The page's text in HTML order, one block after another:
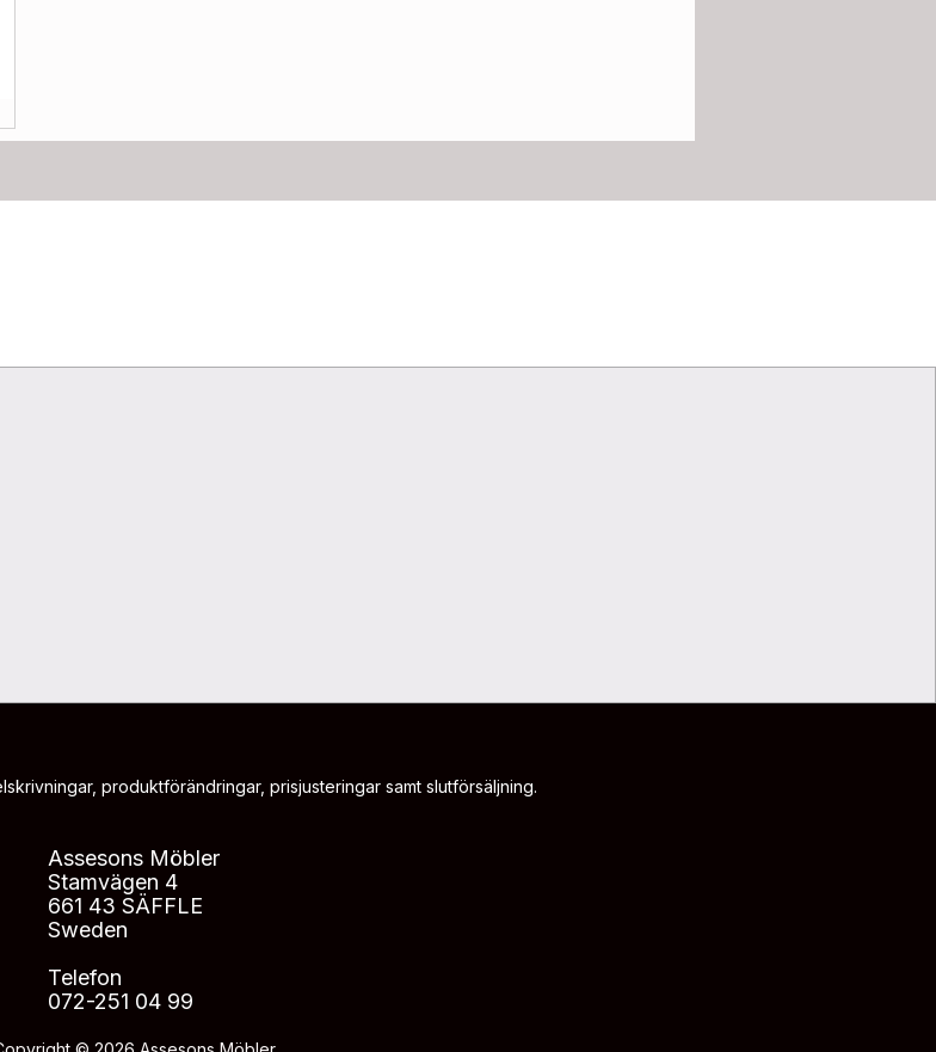
produktförändringar, prisjusteringar samt slutförsäljning.
Assesons Möbler
Stamvägen 4
661 43 SÄFFLE
Sweden
Telefon
072-251 04 99